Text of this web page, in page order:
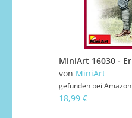
von MiniArt
gefunden bei Amazon
18,99 €